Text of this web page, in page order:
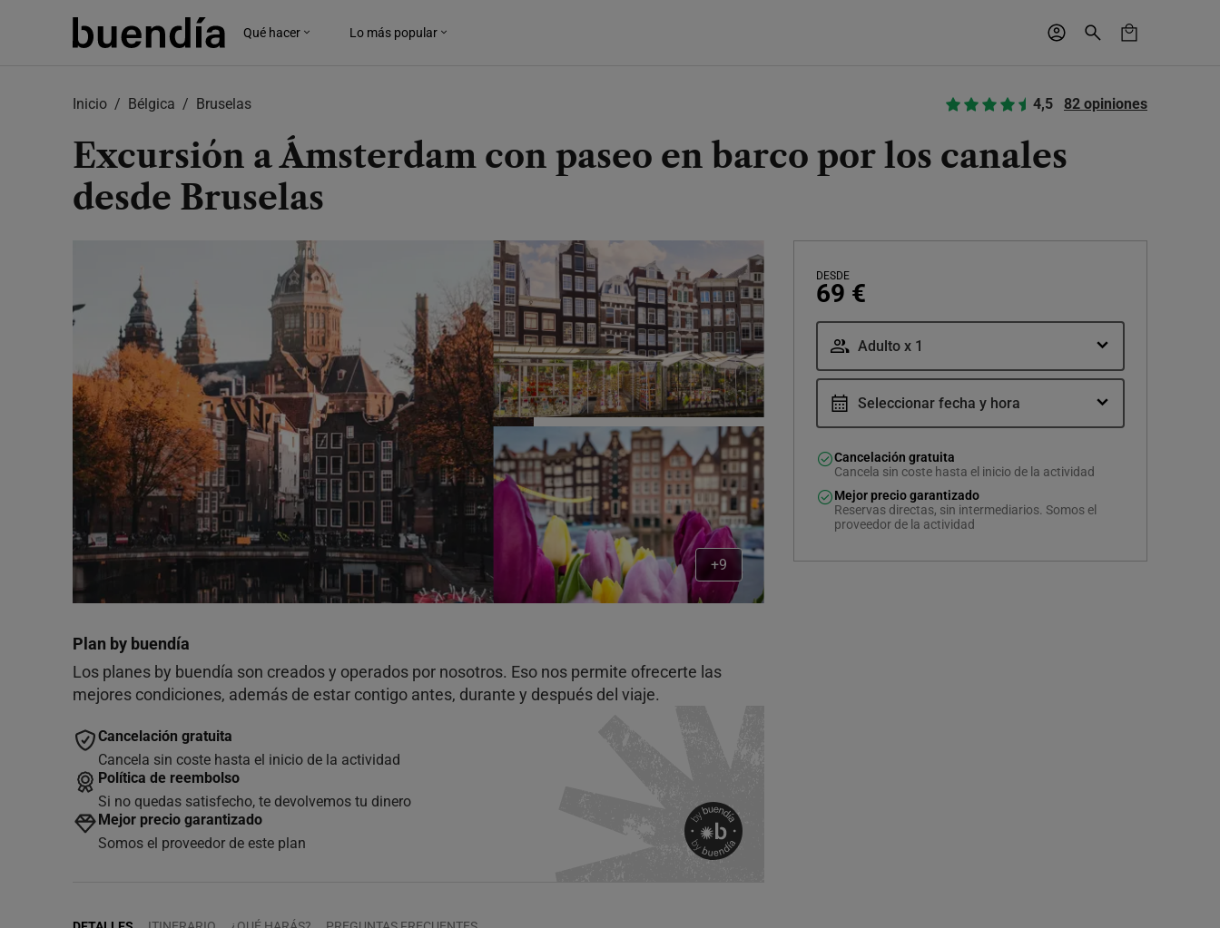
Qué hacer Lo más popular
Inicio Bélgica Bruselas
Excursión a Ámsterdam con paseo en barco por los canales
desde Bruselas
4,5 82 opiniones
DESDE
69 €
Adulto x 1
Seleccionar fecha y hora
Cancelación gratuita
Cancela sin coste hasta el inicio de la actividad
Mejor precio garantizado
Reservas directas, sin intermediarios. Somos el
proveedor de la actividad
+9
Plan by buendía
Los planes by buendía son creados y operados por nosotros. Eso nos permite ofrecerte las
mejores condiciones, además de estar contigo antes, durante y después del viaje.
Cancelación gratuita
Cancela sin coste hasta el inicio de la actividad
Política de reembolso
Si no quedas satisfecho, te devolvemos tu dinero
Mejor precio garantizado
Somos el proveedor de este plan